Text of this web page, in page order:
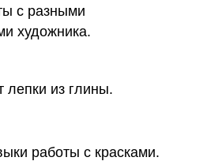
с разными
художника.
лепки из глины.
работы с красками.